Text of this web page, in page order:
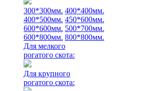
300*300мм. 400*400мм.
400*500мм. 450*600мм.
600*600мм. 500*700мм.
600*800мм. 800*800мм.
Для мелкого
рогатого скота:
Для крупного
рогатого скота: